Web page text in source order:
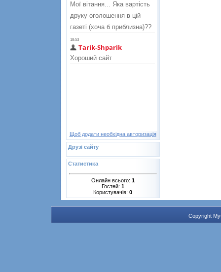
Щоб додати необхідна авторизація
Друзі сайту
Статистика
Онлайн всього: 1
Гостей: 1
Користувачів: 0
Copyright